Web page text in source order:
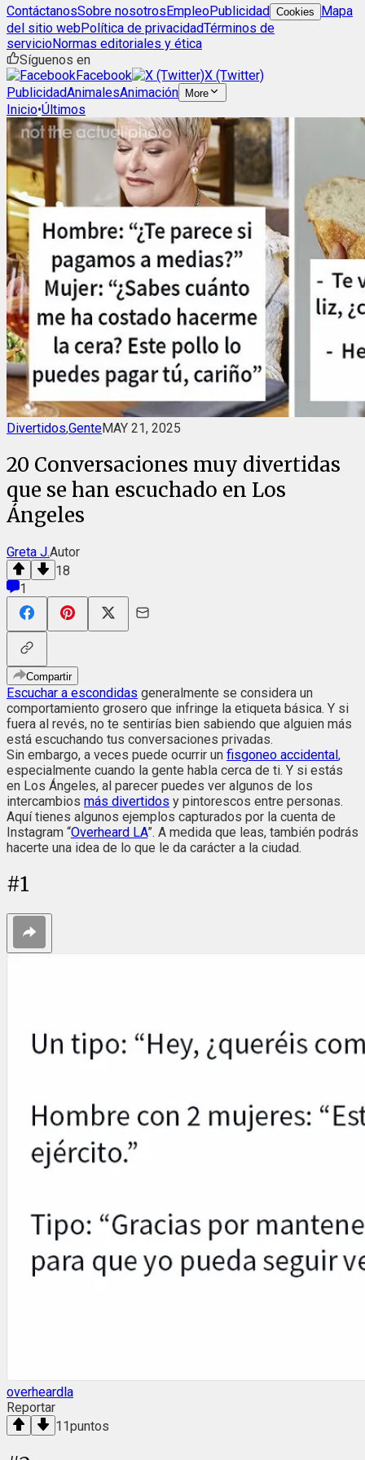
ContáctanosSobre nosotrosEmpleoPublicidad Cookies
Mapa
del sitio webPolítica de privacidadTérminos de
servicioNormas editoriales y ética
Síguenos en
Facebook
X (Twitter)
PublicidadAnimalesAnimación More
Inicio•Últimos
Divertidos,GenteMAY 21, 2025
20 Conversaciones muy divertidas
que se han escuchado en Los
Ángeles
Greta J.Autor
18
1
Compartir
Escuchar a escondidas generalmente se considera un
comportamiento grosero que infringe la etiqueta básica. Y si
fuera al revés, no te sentirías bien sabiendo que alguien más
está escuchando tus conversaciones privadas.
Sin embargo, a veces puede ocurrir un fisgoneo accidental,
especialmente cuando la gente habla cerca de ti. Y si estás
en Los Ángeles, al parecer puedes ver algunos de los
intercambios más divertidos y pintorescos entre personas.
Aquí tienes algunos ejemplos capturados por la cuenta de
Instagram “Overheard LA”. A medida que leas, también podrás
hacerte una idea de lo que le da carácter a la ciudad.
#1
overheardla
Reportar
11puntos